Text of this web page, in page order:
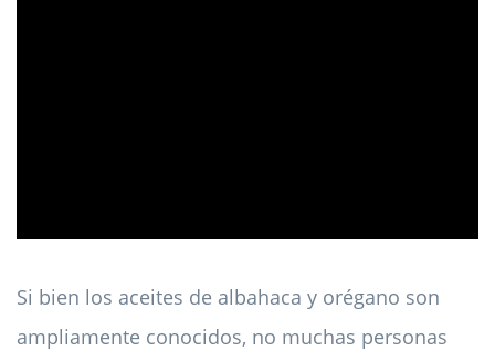
Si bien los aceites de albahaca y orégano son
ampliamente conocidos, no muchas personas